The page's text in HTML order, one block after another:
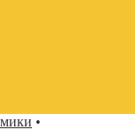
•